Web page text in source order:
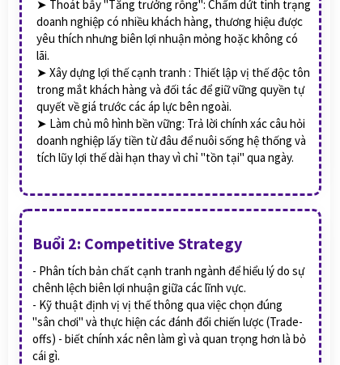
- Phân tích bản chất cạnh tranh ngành để hiểu lý do sự
chênh lệch biên lợi nhuận giữa các lĩnh vực.
- Kỹ thuật định vị vị thế thông qua việc chọn đúng
"sân chơi" và thực hiện các đánh đổi chiến lược (Trade-
offs) - biết chính xác nên làm gì và quan trọng hơn là bỏ
cái gì.
Buổi 2: Competitive Strategy
➤ Thoát bẫy "Tăng trưởng rỗng": Chấm dứt tình trạng
doanh nghiệp có nhiều khách hàng, thương hiệu được
yêu thích nhưng biên lợi nhuận mỏng hoặc không có
lãi.
➤ Xây dựng lợi thế cạnh tranh : Thiết lập vị thế độc tôn
trong mắt khách hàng và đối tác để giữ vững quyền tự
quyết về giá trước các áp lực bên ngoài.
➤ Làm chủ mô hình bền vững: Trả lời chính xác câu hỏi
doanh nghiệp lấy tiền từ đâu để nuôi sống hệ thống và
tích lũy lợi thế dài hạn thay vì chỉ "tồn tại" qua ngày.